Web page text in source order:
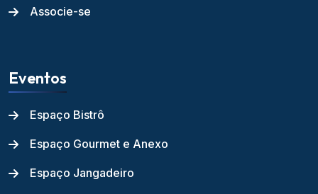
Associe-se
Eventos
Espaço Bistrô
Espaço Gourmet e Anexo
Espaço Jangadeiro